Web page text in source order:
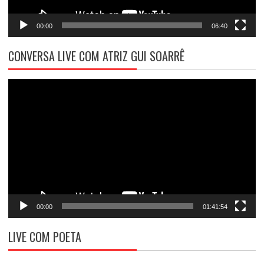
00:00 06:40
CONVERSA LIVE COM ATRIZ GUI SOARRÊ
00:00 01:41:54
LIVE COM POETA